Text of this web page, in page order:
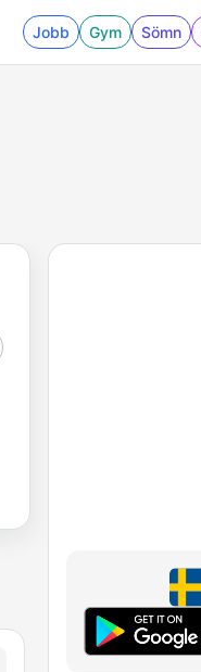
Jobb Gym Sömn